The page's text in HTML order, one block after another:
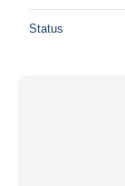
Status